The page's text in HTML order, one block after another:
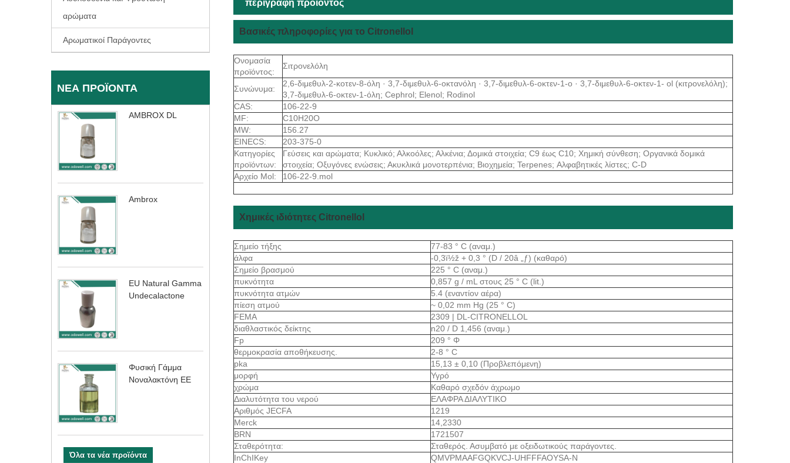
αρώματα
Αρωματικοί Παράγοντες
ΝΈΑ ΠΡΟΪΌΝΤΑ
AMBROX DL
Ambrox
EU Natural Gamma
Undecalactone
Φυσική Γάμμα
Νοναλακτόνη ΕΕ
Όλα τα νέα προϊόντα
περιγραφή προϊόντος
Βασικές πληροφορίες για το Citronellol
Ονομασία
προϊόντος:
Σιτρονελόλη
Συνώνυμα:
2,6-διμεθυλ-2-κοτεν-8-όλη · 3,7-διμεθυλ-6-οκτανόλη · 3,7-διμεθυλ-6-οκτεν-1-ο · 3,7-διμεθυλ-6-οκτεν-1- ol (κιτρονελόλη);
3,7-διμεθυλ-6-οκτεν-1-όλη; Cephrol; Elenol; Rodinol
CAS:
106-22-9
MF:
C10H20O
MW:
156.27
EINECS:
203-375-0
Κατηγορίες
προϊόντων:
Γεύσεις και αρώματα; Κυκλικό; Αλκοόλες; Αλκένια; Δομικά στοιχεία; C9 έως C10; Χημική σύνθεση; Οργανικά δομικά
στοιχεία; Οξυγόνες ενώσεις; Ακυκλικά μονοτερπένια; Βιοχημεία; Terpenes; Αλφαβητικές λίστες; C-D
Αρχείο Mol:
106-22-9.mol
Χημικές ιδιότητες Citronellol
Σημείο τήξης
77-83 ° C (αναμ.)
άλφα
-0,3ï½ž + 0,3 ° (D / 20â „ƒ) (καθαρό)
Σημείο βρασμού
225 ° C (αναμ.)
πυκνότητα
0,857 g / mL στους 25 ° C (lit.)
πυκνότητα ατμών
5.4 (εναντίον αέρα)
πίεση ατμού
~ 0,02 mm Hg (25 ° C)
FEMA
2309 | DL-CITRONELLOL
διαθλαστικός δείκτης
n20 / D 1,456 (αναμ.)
Fp
209 ° Φ
θερμοκρασία αποθήκευσης.
2-8 ° C
pka
15,13 ± 0,10 (Προβλεπόμενη)
μορφή
Υγρό
χρώμα
Καθαρό σχεδόν άχρωμο
Διαλυτότητα του νερού
ΕΛΑΦΡΑ ΔΙΑΛΥΤΙΚΟ
Αριθμός JECFA
1219
Merck
14,2330
BRN
1721507
Σταθερότητα:
Σταθερός. Ασυμβατό με οξειδωτικούς παράγοντες.
InChIKey
QMVPMAAFGQKVCJ-UHFFFAOYSA-N